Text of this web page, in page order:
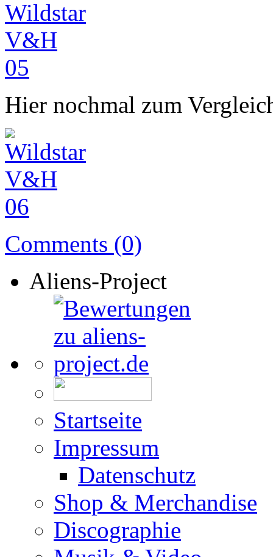
Hier nochmal zum
Comments (0)
Aliens-Project
Startseite
Impressum
Datenschutz
Shop & Merchandise
Discographie